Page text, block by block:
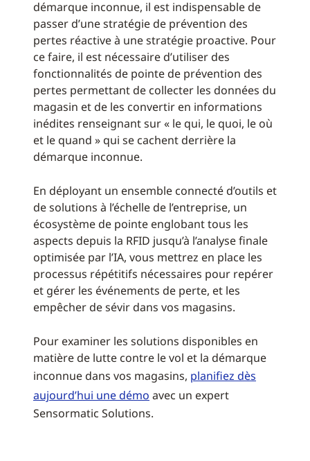
démarque inconnue, il est indispensable de
passer d’une stratégie de prévention des
pertes réactive à une stratégie proactive. Pour
ce faire, il est nécessaire d’utiliser des
fonctionnalités de pointe de prévention des
pertes permettant de collecter les données du
magasin et de les convertir en informations
inédites renseignant sur « le qui, le quoi, le où
et le quand » qui se cachent derrière la
démarque inconnue.
En déployant un ensemble connecté d’outils et
de solutions à l’échelle de l’entreprise, un
écosystème de pointe englobant tous les
aspects depuis la RFID jusqu’à l’analyse finale
optimisée par l’IA, vous mettrez en place les
processus répétitifs nécessaires pour repérer
et gérer les événements de perte, et les
empêcher de sévir dans vos magasins.
Pour examiner les solutions disponibles en
matière de lutte contre le vol et la démarque
inconnue dans vos magasins, planifiez dès
aujourd’hui une démo avec un expert
Sensormatic Solutions.